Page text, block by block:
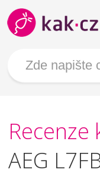
Recenze
AEG